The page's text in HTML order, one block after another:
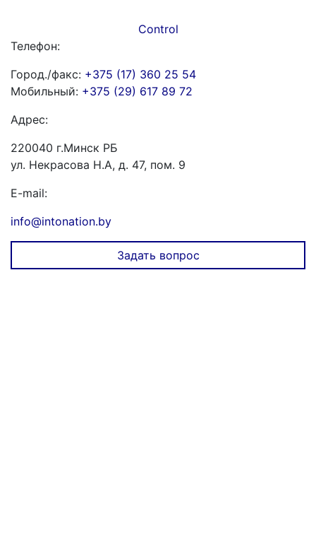
Control
Телефон:
Город./факс: +375 (17) 360 25 54
Мобильный: +375 (29) 617 89 72
Адрес:
220040 г.Минск РБ
ул. Некрасова Н.А, д. 47, пом. 9
E-mail:
info@intonation.by
Задать вопрос